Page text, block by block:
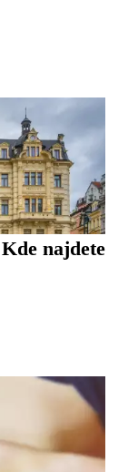
najdete